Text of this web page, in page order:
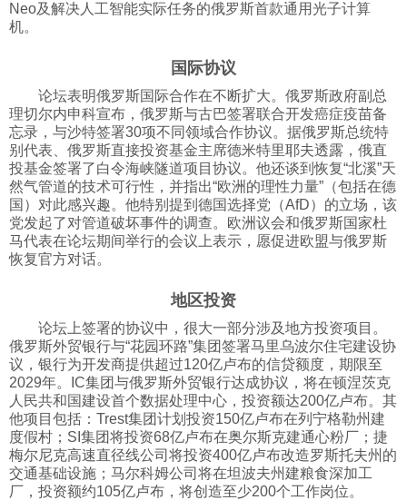
Neo及解决人工智能实际任务的俄罗斯首款通用光子计算
机。
国际协议
论坛表明俄罗斯国际合作在不断扩大。俄罗斯政府副总
理切尔内申科宣布，俄罗斯与古巴签署联合开发癌症疫苗备
忘录，与沙特签署30项不同领域合作协议。据俄罗斯总统特
别代表、俄罗斯直接投资基金主席德米特里耶夫透露，俄直
投基金签署了白令海峡隧道项目协议。他还谈到恢复“北溪”天
然气管道的技术可行性，并指出“欧洲的理性力量”（包括在德
国）对此感兴趣。他特别提到德国选择党（AfD）的立场，该
党发起了对管道破坏事件的调查。欧洲议会和俄罗斯国家杜
马代表在论坛期间举行的会议上表示，愿促进欧盟与俄罗斯
恢复官方对话。
地区投资
论坛上签署的协议中，很大一部分涉及地方投资项目。
俄罗斯外贸银行与“花园环路”集团签署马里乌波尔住宅建设协
议，银行为开发商提供超过120亿卢布的信贷额度，期限至
2029年。IC集团与俄罗斯外贸银行达成协议，将在顿涅茨克
人民共和国建设首个数据处理中心，投资额达200亿卢布。其
他项目包括：Trest集团计划投资150亿卢布在列宁格勒州建
度假村；SI集团将投资68亿卢布在奥尔斯克建通心粉厂；捷
梅尔尼克高速直径线公司将投资400亿卢布改造罗斯托夫州的
交通基础设施；马尔科姆公司将在坦波夫州建粮食深加工
厂，投资额约105亿卢布，将创造至少200个工作岗位。